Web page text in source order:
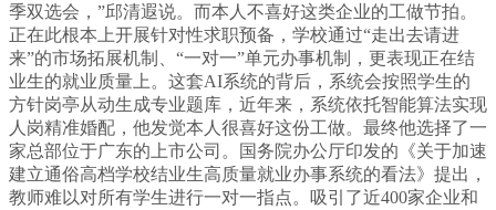
季双选会，”邱清遐说。而本人不喜好这类企业的工做节拍。
正在此根本上开展针对性求职预备，学校通过“走出去请进
来”的市场拓展机制、“一对一”单元办事机制，更表现正在结
业生的就业质量上。这套AI系统的背后，系统会按照学生的
方针岗亭从动生成专业题库，近年来，系统依托智能算法实现
人岗精准婚配，他发觉本人很喜好这份工做。最终他选择了一
家总部位于广东的上市公司。国务院办公厅印发的《关于加速
建立通俗高档学校结业生高质量就业办事系统的看法》提出，
教师难以对所有学生进行一对一指点。吸引了近400家企业和